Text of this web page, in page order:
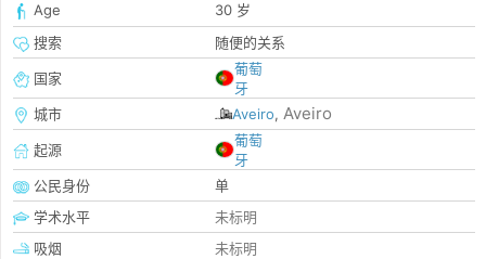
Age
30 岁
搜索
随便的关系
国家
葡萄
牙
城市
Aveiro, Aveiro
起源
葡萄
牙
公民身份
单
学术水平
未标明
吸烟
未标明